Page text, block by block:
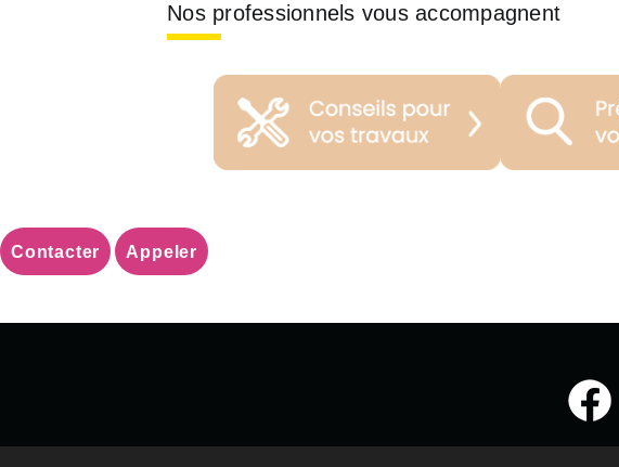
Nos professionnels vous accompagnent
Contacter Appeler